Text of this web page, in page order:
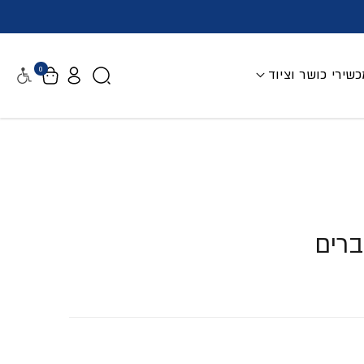
כושר וציוד 0 נגישות